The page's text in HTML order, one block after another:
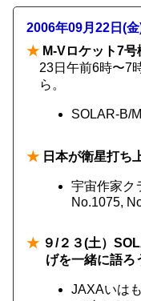
2006年09月22日(
★ M-Vロケット7
23日午前6時〜7
ら。
SOLAR-B/
★ 日本が衛星打ち
宇宙作家
No.1075,
★ ９/２３(土）
げを一緒に語ろ
JAXAいは